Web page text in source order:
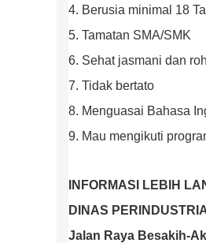
4. Berusia minimal 18
5. Tamatan SMA/SMK
6. Sehat jasmani dan
7. Tidak bertato
8. Menguasai Bahasa
9. Mau mengikuti
INFORMASI LEBIH
DINAS
Jalan Raya Besakih-